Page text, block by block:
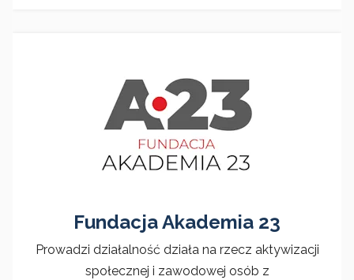
Fundacja Akademia 23
Prowadzi działalność działa na rzecz aktywizacji
społecznej i zawodowej osób z